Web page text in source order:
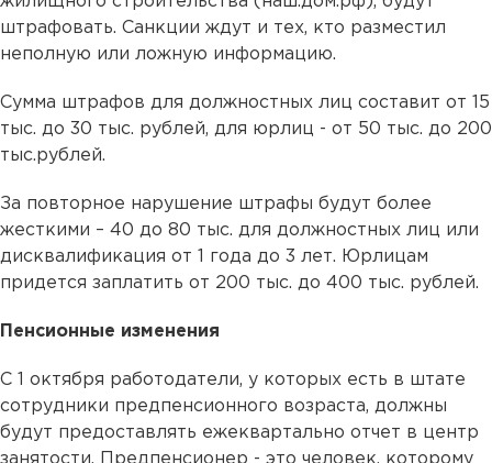
штрафовать. Санкции ждут и тех, кто разместил
неполную или ложную информацию.
Сумма штрафов для должностных лиц составит от 15
тыс. до 30 тыс. рублей, для юрлиц - от 50 тыс. до 200
тыс.рублей.
За повторное нарушение штрафы будут более
жесткими – 40 до 80 тыс. для должностных лиц или
дисквалификация от 1 года до 3 лет. Юрлицам
придется заплатить от 200 тыс. до 400 тыс. рублей.
Пенсионные изменения
С 1 октября работодатели, у которых есть в штате
сотрудники предпенсионного возраста, должны
будут предоставлять ежеквартально отчет в центр
занятости. Предпенсионер - это человек, которому